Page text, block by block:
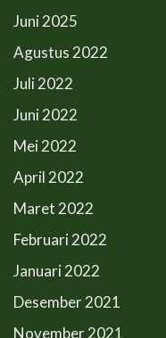
Juni 2025
Agustus 2022
Juli 2022
Juni 2022
Mei 2022
April 2022
Maret 2022
Februari 2022
Januari 2022
Desember 2021
November 2021